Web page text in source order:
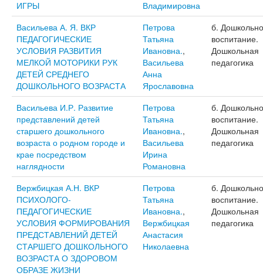
ИГРЫ
Владимировна
Васильева А. Я. ВКР
ПЕДАГОГИЧЕСКИЕ
УСЛОВИЯ РАЗВИТИЯ
МЕЛКОЙ МОТОРИКИ РУК
ДЕТЕЙ СРЕДНЕГО
ДОШКОЛЬНОГО ВОЗРАСТА
Петрова
Татьяна
Ивановна.,
Васильева
Анна
Ярославовна
б.
воспитание.
Дошкольная
педагогика
Васильева И.Р. Развитие
представлений детей
старшего дошкольного
возраста о родном городе и
крае посредством
наглядности
Петрова
Татьяна
Ивановна.,
Васильева
Ирина
Романовна
б.
воспитание.
Дошкольная
педагогика
Вержбицкая А.Н. ВКР
ПСИХОЛОГО-
ПЕДАГОГИЧЕСКИЕ
УСЛОВИЯ ФОРМИРОВАНИЯ
ПРЕДСТАВЛЕНИЙ ДЕТЕЙ
СТАРШЕГО ДОШКОЛЬНОГО
ВОЗРАСТА О ЗДОРОВОМ
ОБРАЗЕ ЖИЗНИ
Петрова
Татьяна
Ивановна.,
Вержбицкая
Анастасия
Николаевна
б.
воспитание.
Дошкольная
педагогика